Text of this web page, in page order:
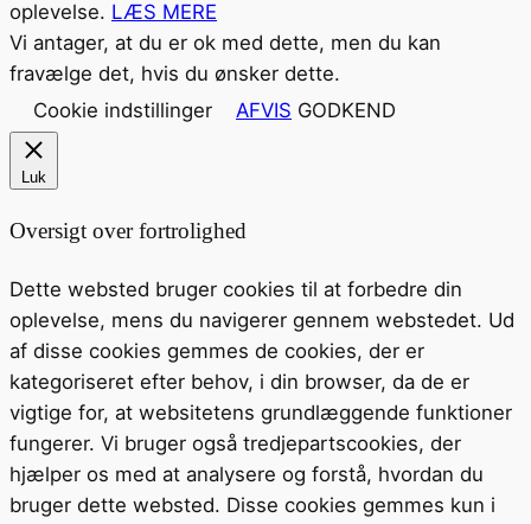
oplevelse. LÆS MERE
Vi antager, at du er ok med dette, men du kan
fravælge det, hvis du ønsker dette.
Cookie indstillinger
AFVIS GODKEND
Luk
Oversigt over fortrolighed
Dette websted bruger cookies til at forbedre din
oplevelse, mens du navigerer gennem webstedet. Ud
af disse cookies gemmes de cookies, der er
kategoriseret efter behov, i din browser, da de er
vigtige for, at websitetens grundlæggende funktioner
fungerer. Vi bruger også tredjepartscookies, der
hjælper os med at analysere og forstå, hvordan du
bruger dette websted. Disse cookies gemmes kun i